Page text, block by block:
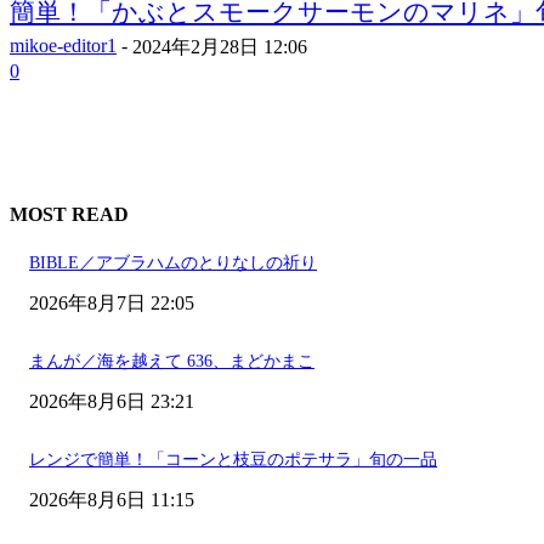
簡単！「かぶとスモークサーモンのマリネ」
mikoe-editor1 - 2024年2月28日 12:06
0
MOST READ
BIBLE／アブラハムのとりなしの祈り
2026年8月7日 22:05
まんが／海を越えて 636、まどかまこ
2026年8月6日 23:21
レンジで簡単！「コーンと枝豆のポテサラ」旬の一品
2026年8月6日 11:15